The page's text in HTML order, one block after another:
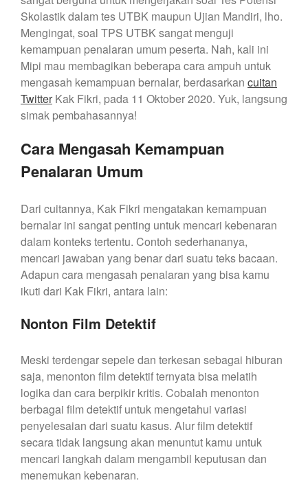
Skolastik dalam tes UTBK maupun Ujian Mandiri, lho.
Mengingat, soal TPS UTBK sangat menguji
kemampuan penalaran umum peserta. Nah, kali ini
Mipi mau membagikan beberapa cara ampuh untuk
mengasah kemampuan bernalar, berdasarkan cuitan
Twitter Kak Fikri, pada 11 Oktober 2020. Yuk, langsung
simak pembahasannya!
Cara Mengasah Kemampuan
Penalaran Umum
Dari cuitannya, Kak Fikri mengatakan kemampuan
bernalar ini sangat penting untuk mencari kebenaran
dalam konteks tertentu. Contoh sederhananya,
mencari jawaban yang benar dari suatu teks bacaan.
Adapun cara mengasah penalaran yang bisa kamu
ikuti dari Kak Fikri, antara lain:
Nonton Film Detektif
Meski terdengar sepele dan terkesan sebagai hiburan
saja, menonton film detektif ternyata bisa melatih
logika dan cara berpikir kritis. Cobalah menonton
berbagai film detektif untuk mengetahui variasi
penyelesaian dari suatu kasus. Alur film detektif
secara tidak langsung akan menuntut kamu untuk
mencari langkah dalam mengambil keputusan dan
menemukan kebenaran.